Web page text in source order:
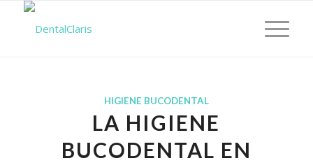
HIGIENE BUCODENTAL
LA HIGIENE
BUCODENTAL EN